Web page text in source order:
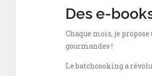
Des e-
Chaque mois, je
gourmandes !
Le batchcooking a